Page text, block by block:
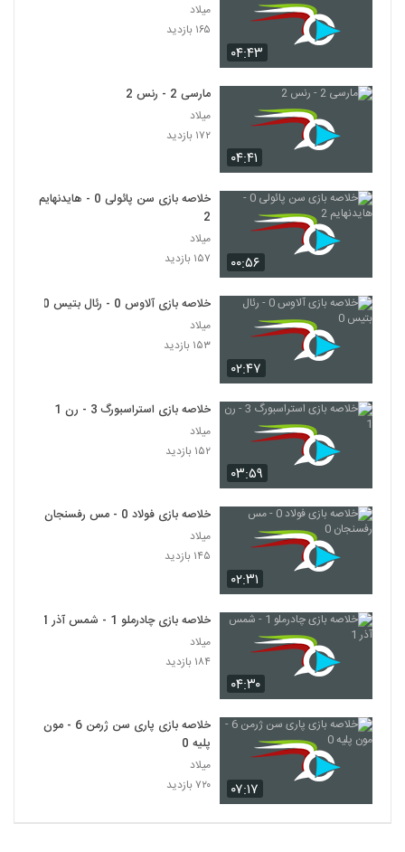
۰۴:۴۳
میلاد
۱۶۵ بازدید
۰۴:۴۱
مارسی 2 - رنس 2
میلاد
۱۷۲ بازدید
۰۰:۵۶
خلاصه بازی سن پائولی 0 - هایدنهایم
2
میلاد
۱۵۷ بازدید
۰۲:۴۷
خلاصه بازی آلاوس 0 - رئال بتیس 0
میلاد
۱۵۳ بازدید
۰۳:۵۹
خلاصه بازی استراسبورگ 3 - رن 1
میلاد
۱۵۲ بازدید
۰۲:۳۱
خلاصه بازی فولاد 0 - مس رفسنجان 0
میلاد
۱۴۵ بازدید
۰۴:۳۰
خلاصه بازی چادرملو 1 - شمس آذر 1
میلاد
۱۸۴ بازدید
۰۷:۱۷
خلاصه بازی پاری سن ژرمن 6 - مون
پلیه 0
میلاد
۷۲۰ بازدید